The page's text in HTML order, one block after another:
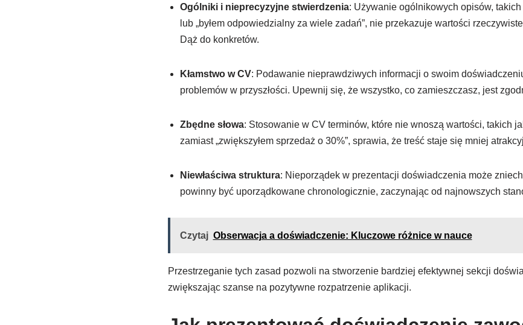
Ogólniki i nieprecyzyjne stwierdzenia: Używanie ogólnikowych opisów, takich
lub „byłem odpowiedzialny za wiele zadań”, nie przekazuje wartości
Dąż do konkretów.
Kłamstwo w CV: Podawanie nieprawdziwych informacji o swoim
problemów w przyszłości. Upewnij się, że wszystko, co zamieszczasz, jest
Zbędne słowa: Stosowanie w CV terminów, które nie wnoszą wartości, takich
zamiast „zwiększyłem sprzedaż o 30%”, sprawia, że treść staje się mniej
Niewłaściwa struktura: Nieporządek w prezentacji doświadczenia może
powinny być uporządkowane chronologicznie, zaczynając od najnowszych
Czytaj Obserwacja a doświadczenie: Kluczowe różnice w nauce
Przestrzeganie tych zasad pozwoli na stworzenie bardziej efektywnej sekcji
zwiększając szanse na pozytywne rozpatrzenie aplikacji.